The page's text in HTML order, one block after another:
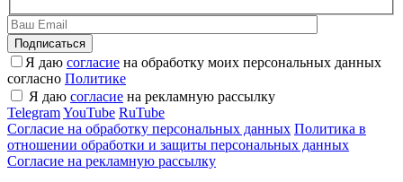
Я даю согласие на обработку моих персональных данных
согласно Политике
Я даю согласие на рекламную рассылку
TelegramYouTube RuTube
Согласие на обработку персональных данных Политика в
отношении обработки и защиты персональных данных
Согласие на рекламную рассылку